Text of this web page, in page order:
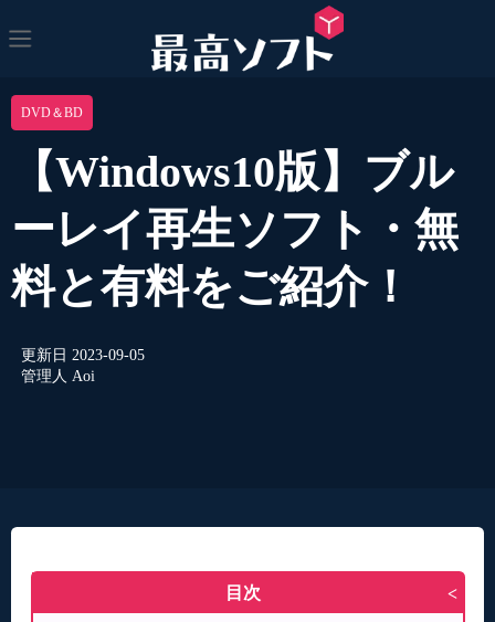
DVD＆BD
【Windows10版】ブル
ーレイ再生ソフト・無
料と有料をご紹介！
更新日 2023-09-05
管理人 Aoi
目次 >